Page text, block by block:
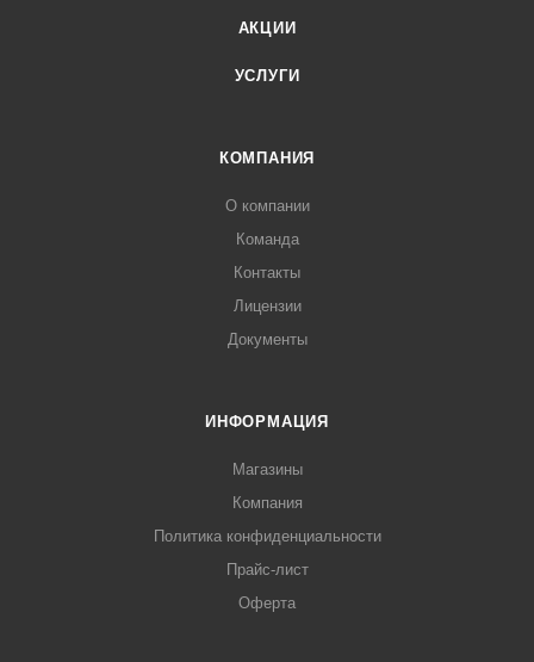
АКЦИИ
УСЛУГИ
КОМПАНИЯ
О компании
Команда
Контакты
Лицензии
Документы
ИНФОРМАЦИЯ
Магазины
Компания
Политика конфиденциальности
Прайс-лист
Оферта